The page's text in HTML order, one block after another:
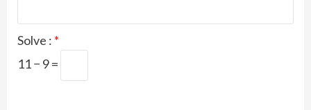
Solve : *
11 − 9 =